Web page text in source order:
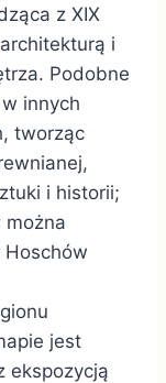
z XIX
i
Podobne
innych
tworząc
i historii;
można
Hoschów
jest
ekspozycją